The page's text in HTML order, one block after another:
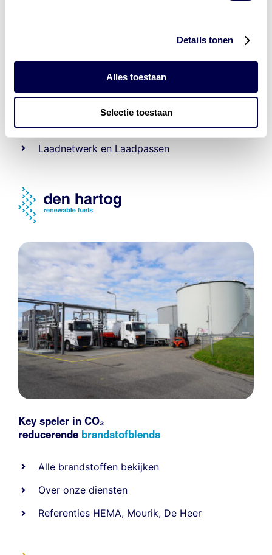
Details tonen
Alles toestaan
Selectie toestaan
Levert complete
accu oplossingen
Installatie van laadinfra en accu’s
EnergiebeheerenERE’s
Laadnetwerk en Laadpassen
Key speler in CO₂
reducerende brandstofblends
Alle brandstoffen bekijken
Over onze diensten
Referenties HEMA, Mourik, De Heer